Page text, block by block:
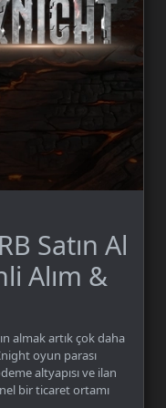
Satın Al
Alım &
almak artık çok daha
oyun parası
altyapısı ve ilan
bir ticaret ortamı